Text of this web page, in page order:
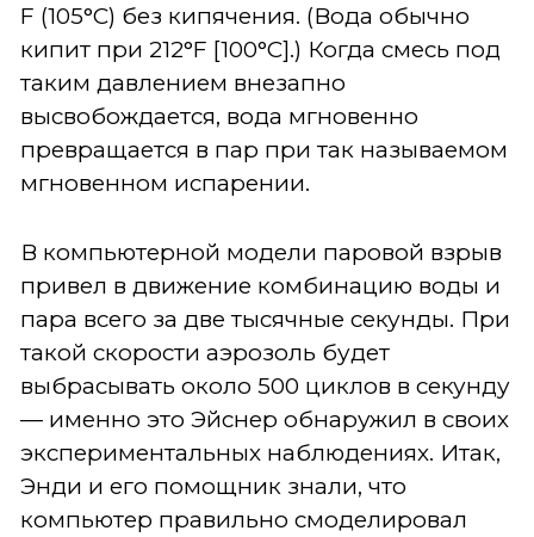
F (105°C) без кипячения. (Вода обычно
кипит при 212°F [100°C].) Когда смесь под
таким давлением внезапно
высвобождается, вода мгновенно
превращается в пар при так называемом
мгновенном испарении.
В компьютерной модели паровой взрыв
привел в движение комбинацию воды и
пара всего за две тысячные секунды. При
такой скорости аэрозоль будет
выбрасывать около 500 циклов в секунду
— именно это Эйснер обнаружил в своих
экспериментальных наблюдениях. Итак,
Энди и его помощник знали, что
компьютер правильно смоделировал